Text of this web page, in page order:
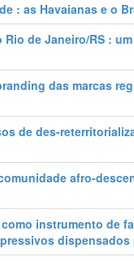
: as Havaianas e o
de Janeiro/RS :
das marcas
de des-
afro-
instrumento de
dispensados